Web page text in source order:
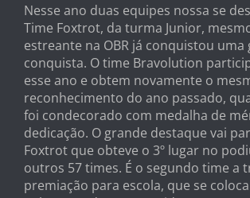
Nesse ano duas equipes nossa se
Time Foxtrot, da turma Junior,
estreante na OBR já conquistou uma
conquista. O time Bravolution
esse ano e obtem novamente o
reconhecimento do ano passado,
foi condecorado com medalha de
dedicação. O grande destaque vai
Foxtrot que obteve o 3º lugar no
outros 57 times. É o segundo time a
premiação para escola, que se